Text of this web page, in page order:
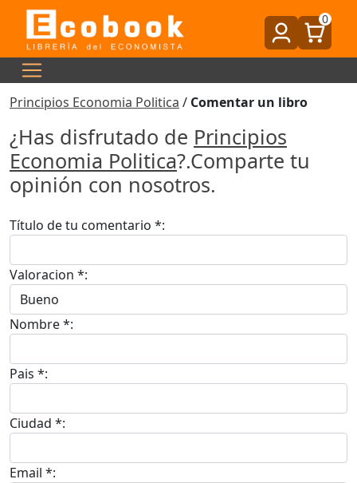
0
Principios Economia Politica / Comentar un libro
¿Has disfrutado de Principios
Economia Politica?.Comparte tu
opinión con nosotros.
Título de tu comentario *:
Valoracion *:
Nombre *:
Pais *:
Ciudad *:
Email *: